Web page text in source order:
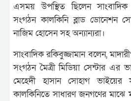
এসময় উপস্থিত ছিলেন সাংবাদিক
সংগঠন কালকিনি ব্লাড ডোনেশন
নাজিম হোসেন সহ অন্যান্যরা।
সাংবাদিক রকিবুজ্জামান বলেন,
সংগঠন মৈত্রী মিডিয়া সেন্টার এর
মেহেদী হাসান সোহাগ ভাইয়ের
কালকিনিতে সাধারণ জনগণের মাঝে